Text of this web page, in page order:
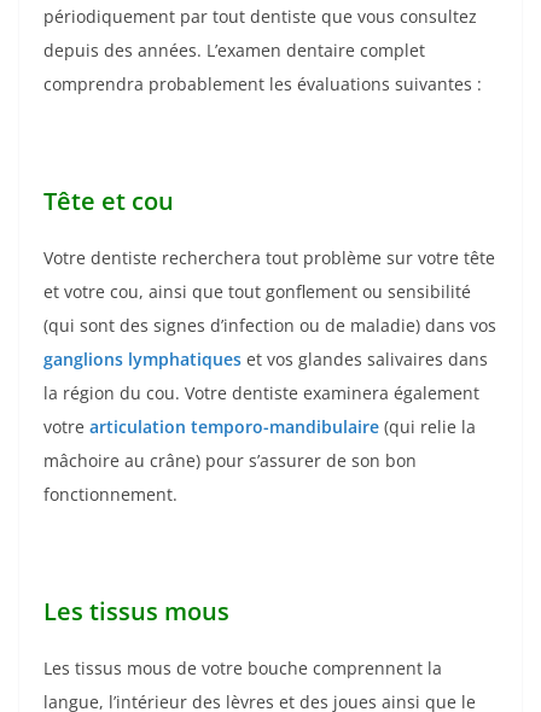
périodiquement par tout dentiste que vous consultez
depuis des années. L’examen dentaire complet
comprendra probablement les évaluations suivantes :
Tête et cou
Votre dentiste recherchera tout problème sur votre tête
et votre cou, ainsi que tout gonflement ou sensibilité
(qui sont des signes d’infection ou de maladie) dans vos
ganglions lymphatiques et vos glandes salivaires dans
la région du cou. Votre dentiste examinera également
votre articulation temporo-mandibulaire (qui relie la
mâchoire au crâne) pour s’assurer de son bon
fonctionnement.
Les tissus mous
Les tissus mous de votre bouche comprennent la
langue, l’intérieur des lèvres et des joues ainsi que le